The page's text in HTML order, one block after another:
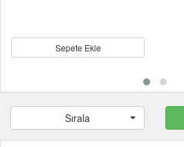
Sepete Ekle
Sırala